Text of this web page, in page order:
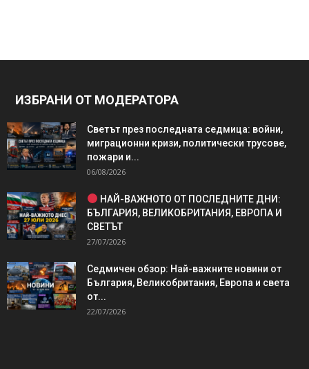
ИЗБРАНИ ОТ МОДЕРАТОРА
Светът през последната седмица: войни,
миграционни кризи, политически трусове,
пожари и...
06/08/2026
НАЙ-ВАЖНОТО ОТ ПОСЛЕДНИТЕ ДНИ:
БЪЛГАРИЯ, ВЕЛИКОБРИТАНИЯ, ЕВРОПА И
СВЕТЪТ
27/07/2026
Седмичен обзор: Най-важните новини от
България, Великобритания, Европа и света
от...
22/07/2026